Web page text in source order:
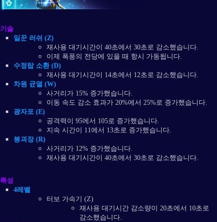
기술
일꾼 러쉬 (Z)
재사용 대기시간이 40초에서 30초로 감소했습니다.
이제 폭풍의 전당에 있을 때 항시 가동됩니다.
수정탑 소환 (D)
재사용 대기시간이 14초에서 12초로 감소했습니다.
차원 균열 (W)
사거리가 15% 증가했습니다.
이동 속도 감소 효과가 20%에서 25%로 증가했습니다.
광자포 (E)
공격력이 95에서 105로 증가했습니다.
지속 시간이 11에서 13초로 증가했습니다.
붕괴장 (R)
사거리가 12% 증가했습니다.
재사용 대기시간이 40초에서 30초로 감소했습니다.
특성
4레벨
터보 가속기 (Z)
재사용 대기시간 감소량이 20초에서 10초로
감소했습니다.